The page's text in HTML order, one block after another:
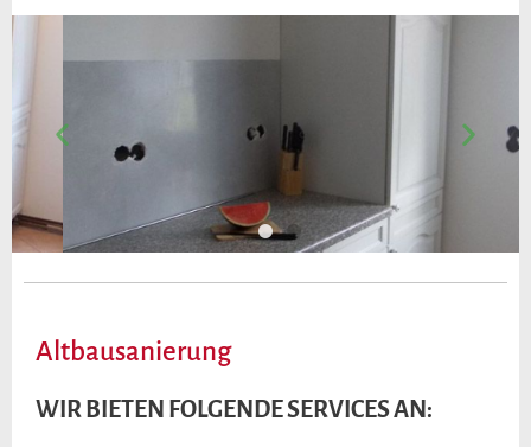
Altbausanierung
WIR BIETEN FOLGENDE SERVICES AN: